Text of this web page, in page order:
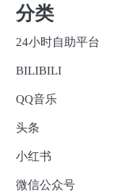
分类
24小时自助平台
BILIBILI
QQ音乐
头条
小红书
微信公众号